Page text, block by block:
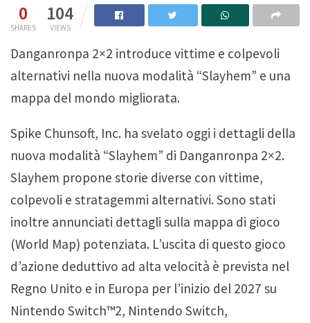
0
SHARES
104
VIEWS
Danganronpa 2×2 introduce vittime e colpevoli
alternativi nella nuova modalità “Slayhem” e una
mappa del mondo migliorata.
Spike Chunsoft, Inc. ha svelato oggi i dettagli della
nuova modalità “Slayhem” di Danganronpa 2×2.
Slayhem propone storie diverse con vittime,
colpevoli e stratagemmi alternativi. Sono stati
inoltre annunciati dettagli sulla mappa di gioco
(World Map) potenziata. L’uscita di questo gioco
d’azione deduttivo ad alta velocità è prevista nel
Regno Unito e in Europa per l’inizio del 2027 su
Nintendo Switch™2, Nintendo Switch,